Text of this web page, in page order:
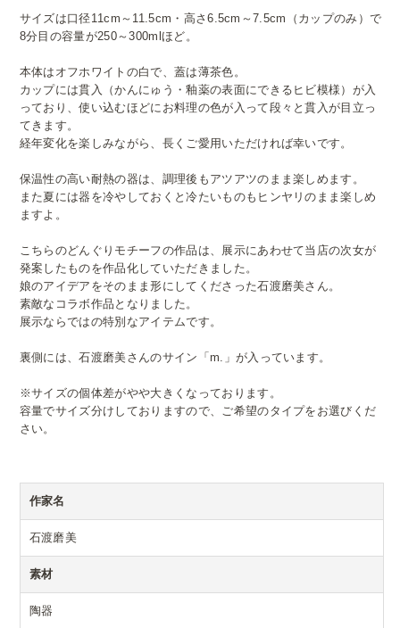
サイズは口径11cm～11.5cm・高さ6.5cm～7.5cm（カップのみ）で
8分目の容量が250～300mlほど。
本体はオフホワイトの白で、蓋は薄茶色。
カップには貫入（かんにゅう・釉薬の表面にできるヒビ模様）が入
っており、使い込むほどにお料理の色が入って段々と貫入が目立っ
てきます。
経年変化を楽しみながら、長くご愛用いただければ幸いです。
保温性の高い耐熱の器は、調理後もアツアツのまま楽しめます。
また夏には器を冷やしておくと冷たいものもヒンヤリのまま楽しめ
ますよ。
こちらのどんぐりモチーフの作品は、展示にあわせて当店の次女が
発案したものを作品化していただきました。
娘のアイデアをそのまま形にしてくださった石渡磨美さん。
素敵なコラボ作品となりました。
展示ならではの特別なアイテムです。
裏側には、石渡磨美さんのサイン「m.」が入っています。
※サイズの個体差がやや大きくなっております。
容量でサイズ分けしておりますので、ご希望のタイプをお選びくだ
さい。
作家名
石渡磨美
素材
陶器